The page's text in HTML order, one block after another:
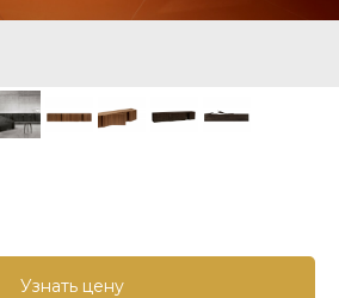
Узнать цену